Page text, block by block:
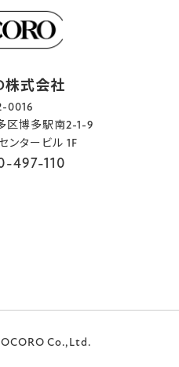
株式会社
0016
区博多駅南2-1-9
ンタービル 1F
497-110
Co.,Ltd.